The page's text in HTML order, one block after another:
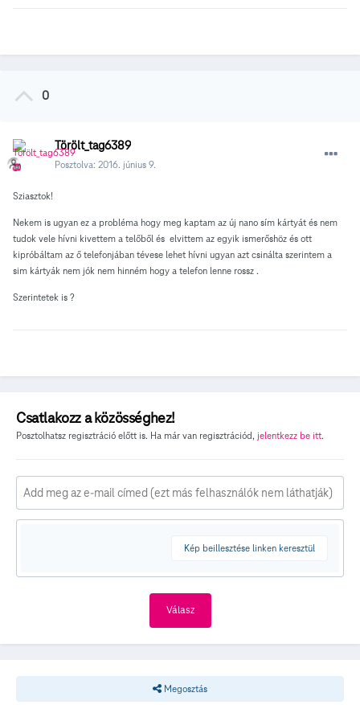
0
Törölt_tag6389
Posztolva: 2016. június 9.
Sziasztok!
Nekem is ugyan ez a probléma hogy meg kaptam az új nano sím kártyát és nem
tudok vele hívni kivettem a telőből és elvittem az egyik ismerőshöz és ott
kipróbáltam az ő telefonjában tévese lehet hívni ugyan azt csinálta szerintem a
sim kártyák nem jók nem hinném hogy a telefon lenne rossz .
Szerintetek is ?
Csatlakozz a közösséghez!
Posztolhatsz regisztráció előtt is. Ha már van regisztrációd, jelentkezz be itt.
Kép beillesztése linken keresztül
Válasz
Megosztás